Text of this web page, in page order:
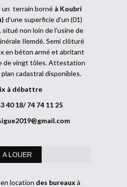
un terrain borné à Koubri
d’une superficie d’un (01)
non loin de l’usine de
Ilemdé. Semi clôturé
en béton armé et abritant
de vingt tôles. Attestation
cadastral disponibles.
à débattre
40 18/ 74 74 11 25
A LOUER
location des bureaux à